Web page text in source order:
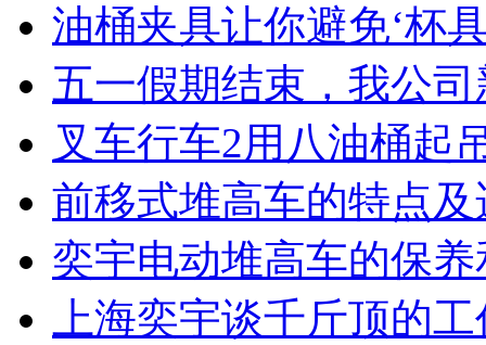
油桶夹具让你避免‘杯
五一假期结束，我公
叉车行车2用八油桶起
前移式堆高车的特点
奕宇电动堆高车的保
上海奕宇谈千斤顶的